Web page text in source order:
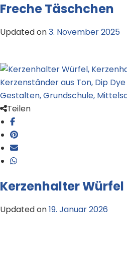
Freche Täschchen
Updated on3. November 2025
Teilen
Kerzenhalter Würfel
Updated on19. Januar 2026